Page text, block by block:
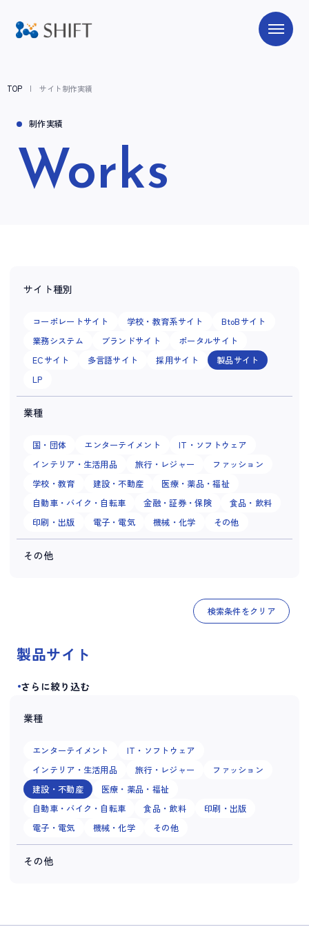
TOP サイト制作実績
制作実績
Works
サイト種別
コーポレートサイト 学校・教育系サイト
BtoBサイト
業務システム
ブランドサイト
ポータルサイト
ECサイト
多言語サイト 採用サイト
製品サイト
LP
業種
国・団体 エンターテイメント
IT・ソフトウェア
インテリア・生活用品
旅行・レジャー
ファッション
学校・教育
建設・不動産
医療・薬品・福祉
自動車・バイク・自転車
金融・証券・保険
食品・飲料
印刷・出版
電子・電気 機械・化学 その他
その他
検索条件をクリア
製品サイト
さらに絞り込む
業種
エンターテイメント
IT・ソフトウェア
インテリア・生活用品
旅行・レジャー
ファッション
建設・不動産
医療・薬品・福祉
自動車・バイク・自転車
食品・飲料
印刷・出版
電子・電気
機械・化学 その他
その他